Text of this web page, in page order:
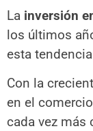
La inversión
los últimos
esta
Con la
en el
cada vez más